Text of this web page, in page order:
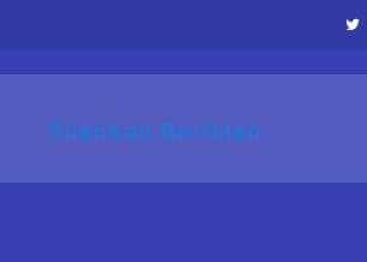
Silahkan Beriklan